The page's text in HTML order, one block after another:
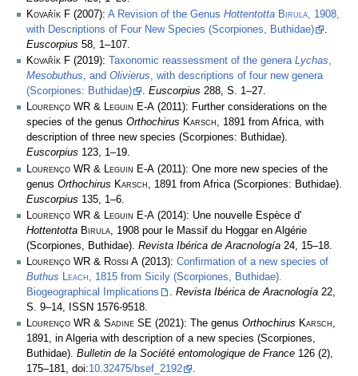
Kovařík F (2007): A Revision of the Genus Hottentotta Birula, 1908,
with Descriptions of Four New Species (Scorpiones, Buthidae)
.
Euscorpius 58, 1–107.
Kovařík F (2019): Taxonomic reassessment of the genera Lychas,
Mesobuthus, and Olivierus, with descriptions of four new genera
(Scorpiones: Buthidae)
. Euscorpius 288, S. 1–27.
Lourenço WR & Leguin E-A (2011): Further considerations on the
species of the genus Orthochirus Karsch, 1891 from Africa, with
description of three new species (Scorpiones: Buthidae).
Euscorpius 123, 1–19.
Lourenço WR & Leguin E-A (2011): One more new species of the
genus Orthochirus Karsch , 1891 from Africa (Scorpiones: Buthidae).
Euscorpius 135, 1–6.
Lourenço WR & Leguin E-A (2014): Une nouvelle Espèce d'
Hottentotta Birula, 1908 pour le Massif du Hoggar en Algérie
(Scorpiones, Buthidae). Revista Ibérica de Aracnología 24, 15–18.
Lourenço WR & Rossi A (2013): Confirmation of a new species of
Buthus Leach, 1815 from Sicily (Scorpiones, Buthidae).
Biogeographical Implications
. Revista Ibérica de Aracnología 22,
S. 9–14, ISSN 1576-9518.
Lourenço WR & Sadine SE (2021): The genus Orthochirus Karsch,
1891, in Algeria with description of a new species (Scorpiones,
Buthidae). Bulletin de la Société entomologique de France 126 (2),
175–181, doi:10.32475/bsef_2192
.